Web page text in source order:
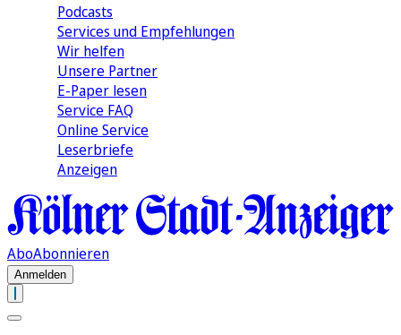
Podcasts
Services und Empfehlungen
Wir helfen
Unsere Partner
E-Paper lesen
Service FAQ
Online Service
Leserbriefe
Anzeigen
AboAbonnieren
Anmelden